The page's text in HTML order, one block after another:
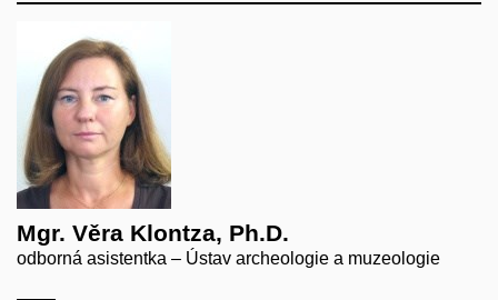
Mgr. Věra Klontza, Ph.D.
odborná asistentka – Ústav archeologie a muzeologie